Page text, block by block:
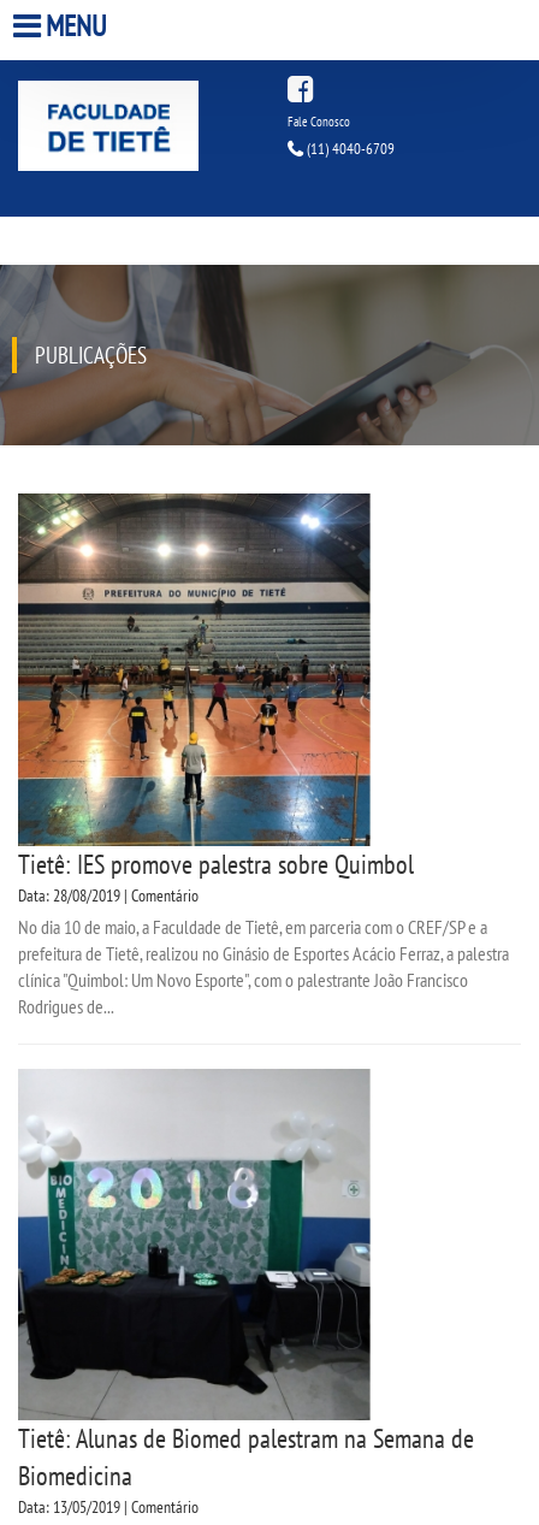
QUEM SOMOS
INFRAESTRUTURA
BIBLIOTECA
CPA
CPSA
PROUNI
CURSOS
BACHARELADOS
LICENCIATURAS
TECNOLÓGICOS
VESTIBULAR
SEGUNDA GRADUAÇÃO
MATRÍCULA
EDITAL
DESTAQUES
UNIESP NEWS
MENU
Fale Conosco
(11) 4040-6709
PUBLICAÇÕES
Tietê: IES promove palestra sobre Quimbol
Data: 28/08/2019 | Comentário
No dia 10 de maio, a Faculdade de Tietê, em parceria com o CREF/SP e a
prefeitura de Tietê, realizou no Ginásio de Esportes Acácio Ferraz, a palestra
clínica "Quimbol: Um Novo Esporte", com o palestrante João Francisco
Rodrigues de...
Tietê: Alunas de Biomed palestram na Semana de
Biomedicina
Data: 13/05/2019 | Comentário